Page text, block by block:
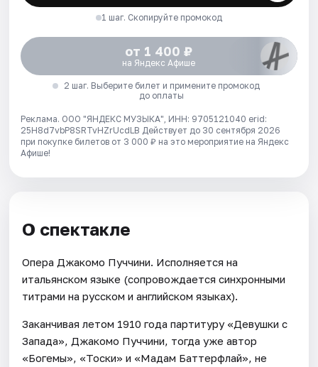
1 шаг. Скопируйте промокод
от 1 400 ₽
на Яндекс Афише
2 шаг. Выберите билет и примените промокод
до оплаты
Реклама. ООО "ЯНДЕКС МУЗЫКА", ИНН: 9705121040 erid:
25H8d7vbP8SRTvHZrUcdLB Действует до 30 сентября 2026
при покупке билетов от 3 000 ₽ на это мероприятие на Яндекс
Афише!
О спектакле
Опера Джакомо Пуччини. Исполняется на
итальянском языке (сопровождается синхронными
титрами на русском и английском языках).
Заканчивая летом 1910 года партитуру «Девушки с
Запада», Джакомо Пуччини, тогда уже автор
«Богемы», «Тоски» и «Мадам Баттерфлай», не